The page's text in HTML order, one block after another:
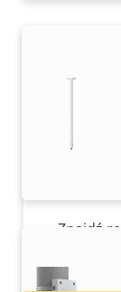
Chcesz
Znajdź
oraz